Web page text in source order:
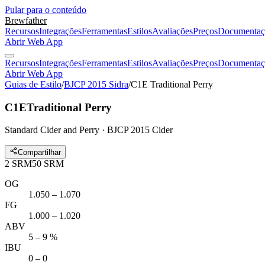
Pular para o conteúdo
Brewfather
RecursosIntegraçõesFerramentasEstilosAvaliaçõesPreços
Abrir Web App
RecursosIntegraçõesFerramentasEstilosAvaliaçõesPreços
Abrir Web App
Guias de Estilo/BJCP 2015 Sidra/C1E Traditional Perry
C1ETraditional Perry
Standard Cider and Perry · BJCP 2015 Cider
Compartilhar
2 SRM50 SRM
OG
1.050 – 1.070
FG
1.000 – 1.020
ABV
5 – 9 %
IBU
0 – 0